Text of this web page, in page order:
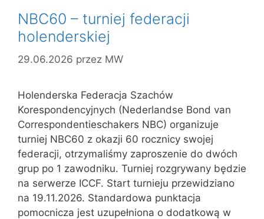
NBC60 – turniej federacji
holenderskiej
29.06.2026 przez MW
Holenderska Federacja Szachów
Korespondencyjnych (Nederlandse Bond van
Correspondentieschakers NBC) organizuje
turniej NBC60 z okazji 60 rocznicy swojej
federacji, otrzymaliśmy zaproszenie do dwóch
grup po 1 zawodniku. Turniej rozgrywany będzie
na serwerze ICCF. Start turnieju przewidziano
na 19.11.2026. Standardowa punktacja
pomocnicza jest uzupełniona o dodatkową w